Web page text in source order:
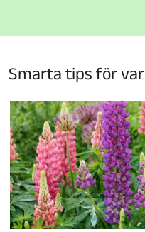
Smarta tips för